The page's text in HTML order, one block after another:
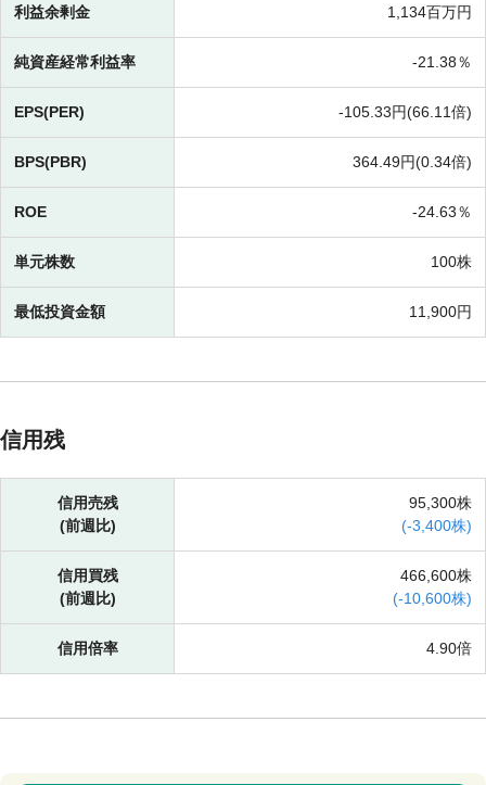
利益余剰金 1,134百万円
純資産経常利益率 -21.38％
EPS(PER) -105.33円(66.11倍)
BPS(PBR) 364.49円(0.34倍)
ROE -24.63％
単元株数 100株
最低投資金額 11,900円
信用残
信用売残
(前週比)
95,300株
(-3,400株)
信用買残
(前週比)
466,600株
(-10,600株)
信用倍率 4.90倍